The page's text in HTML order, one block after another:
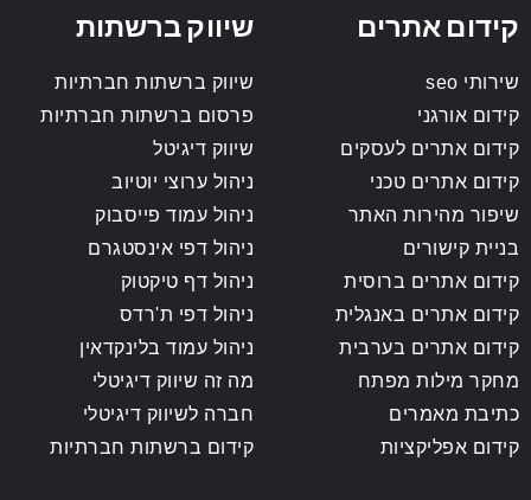
קידום אתרים
שירותי seo
קידום אורגני
קידום אתרים לעסקים
קידום אתרים טכני
שיפור מהירות האתר
בניית קישורים
קידום אתרים ברוסית
קידום אתרים באנגלית
קידום אתרים בערבית
מחקר מילות מפתח
כתיבת מאמרים
קידום אפליקציות
שיווק ברשתות
שיווק ברשתות חברתיות
פרסום ברשתות חברתיות
שיווק דיגיטל
ניהול ערוצי יוטיוב
ניהול עמוד פייסבוק
ניהול דפי אינסטגרם
ניהול דף טיקטוק
ניהול דפי ת'רדס
ניהול עמוד בלינקדאין
מה זה שיווק דיגיטלי
חברה לשיווק דיגיטלי
קידום ברשתות חברתיות